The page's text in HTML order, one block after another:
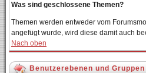
Was sind geschlossene Themen?
Themen werden entweder vom
angefügt wurde, wird diese damit auch
Nach oben
Benutzerebenen und Gruppen